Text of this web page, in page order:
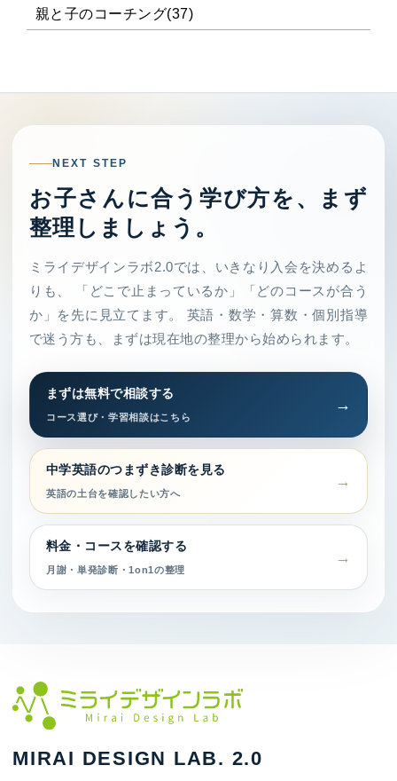
親と子のコーチング(37)
NEXT STEP
お子さんに合う学び方を、まず
整理しましょう。
ミライデザインラボ2.0では、いきなり入会を決めるよ
りも、 「どこで止まっているか」「どのコースが合う
か」を先に見立てます。 英語・数学・算数・個別指導
で迷う方も、まずは現在地の整理から始められます。
まずは無料で相談する
コース選び・学習相談はこちら
中学英語のつまずき診断を見る
英語の土台を確認したい方へ
料金・コースを確認する
月謝・単発診断・1on1の整理
MIRAI DESIGN LAB. 2.0